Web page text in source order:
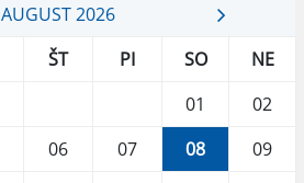
AUGUST 2026
ŠT PI SO
NE
01
02
06 07 08
09